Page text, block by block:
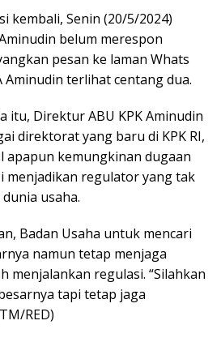
kembali, Senin (20/5/2024)
belum merespon
pesan ke laman Whats
Aminudin terlihat centang dua.
itu, Direktur ABU KPK Aminudin
direktorat yang baru di KPK RI,
apapun kemungkinan dugaan
menjadikan regulator yang tak
usaha.
Badan Usaha untuk mencari
namun tetap menjaga
menjalankan regulasi. “Silahkan
tapi tetap jaga
RED)